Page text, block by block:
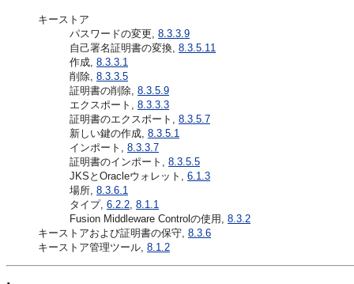
キーストア
パスワードの変更, 8.3.3.9
自己署名証明書の変換, 8.3.5.11
作成, 8.3.3.1
削除, 8.3.3.5
証明書の削除, 8.3.5.9
エクスポート, 8.3.3.3
証明書のエクスポート, 8.3.5.7
新しい鍵の作成, 8.3.5.1
インポート, 8.3.3.7
証明書のインポート, 8.3.5.5
JKSとOracleウォレット, 6.1.3
場所, 8.3.6.1
タイプ, 6.2.2 8.1.1
Fusion Middleware Controlの使用, 8.3.2
キーストアおよび証明書の保守, 8.3.6
キーストア管理ツール, 8.1.2